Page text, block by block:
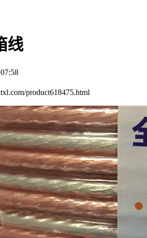
线
product618475.html